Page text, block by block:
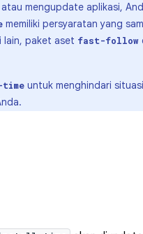
mengupdate aplikasi,
memiliki persyaratan yang
lain, paket aset fast-follow
untuk menghindari